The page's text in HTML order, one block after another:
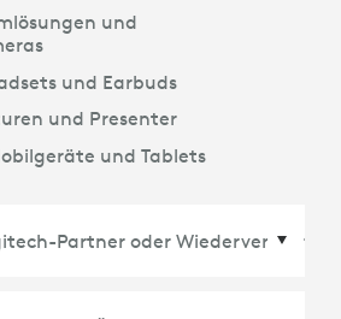
und
und Earbuds
und Presenter
und Tablets